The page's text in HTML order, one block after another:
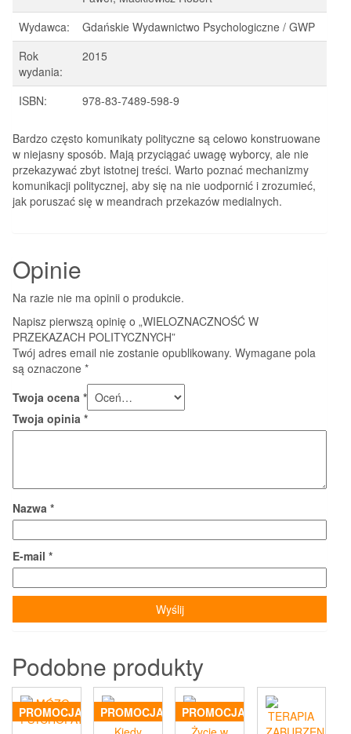
Wydawca:
Gdańskie Wydawnictwo Psychologiczne / GWP
Rok
wydania:
2015
ISBN: 978-83-7489-598-9
Bardzo często komunikaty polityczne są celowo konstruowane
w niejasny sposób. Mają przyciągać uwagę wyborcy, ale nie
przekazywać zbyt istotnej treści. Warto poznać mechanizmy
komunikacji politycznej, aby się na nie uodpornić i zrozumieć,
jak poruszać się w meandrach przekazów medialnych.
Opinie
Na razie nie ma opinii o produkcie.
Napisz pierwszą opinię o „WIELOZNACZNOŚĆ W
PRZEKAZACH POLITYCZNYCH”
Twój adres email nie zostanie opublikowany. Wymagane pola
są oznaczone *
Twoja ocena *
Twoja opinia *
Nazwa *
E-mail *
Podobne produkty
PROMOCJA!
PROMOCJA! PROMOCJA!